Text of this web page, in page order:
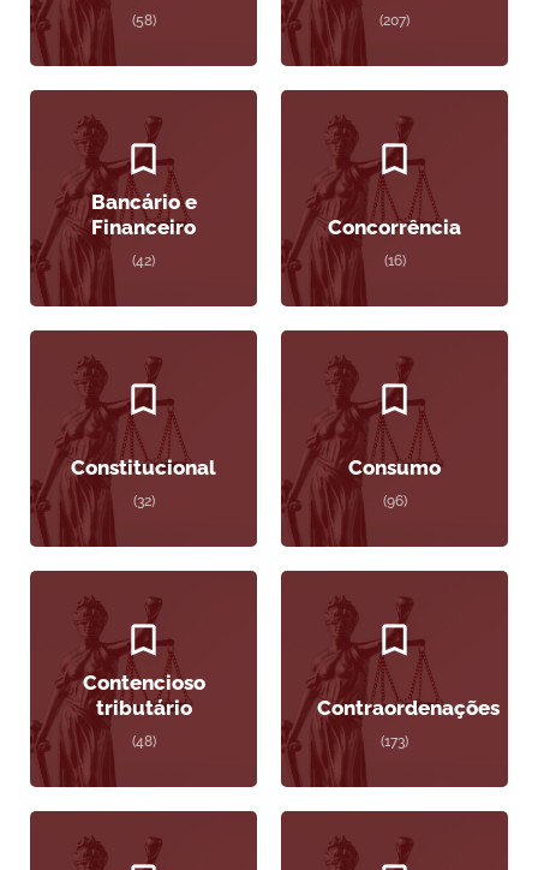
(58) (207)
Bancário e
Financeiro
(42)
Concorrência
(16)
Constitucional
(32)
Consumo
(96)
Contencioso
tributário
(48)
Contraordenações
(173)